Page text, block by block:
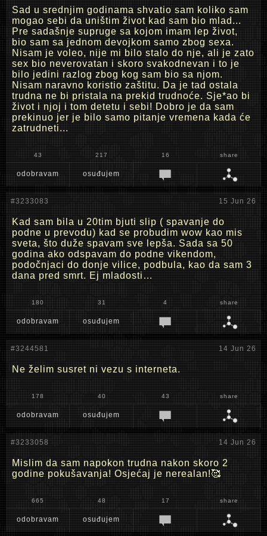
Sad u srednjim godinama shvatio sam koliko sam
mogao sebi da uništim život kad sam bio mlad...
Pre sadašnje supruge sa kojom imam lep život,
bio sam sa jednom devojkom samo zbog sexa.
Nisam je voleo, nije mi bilo stalo do nje, ali je zato
sex bio neverovatan i skoro svakodnevan i to je
bilo jedini razlog zbog kog sam bio sa njom.
Nisam naravno koristio zaštitu. Da je tad ostala
trudna ne bi pristala na prekid trudnoće. Sje*ao bi
život i njoj i tom detetu i sebi! Dobro je da sam
prekinuo jer je bilo samo pitanje vremena kada će
zatrudneti...
43 217 16 share
odobravam osuđujem
#3233083 15 Jun 26
Kad sam bila u 20tim bjuti slip ( spavanje do
podne u prevodu) kad se probudim wow kao mis
sveta, što duže spavam sve lepša. Sada sa 50
godina ako odspavam do podne vikendom,
podočnjaci do donje vilice, podbula, kao da sam 3
dana pred smrt. Ej mladosti…
180 31 4 share
odobravam osuđujem
#3244581 14 Jun 26
Ne želim susret ni vezu s interneta.
178 40 43 share
odobravam osuđujem
#3233058 14 Jun 26
Mislim da sam napokon trudna nakon skoro 2
godine pokušavanja! Osjećaj je nerealan!🥰
665 48 17 share
odobravam osuđujem